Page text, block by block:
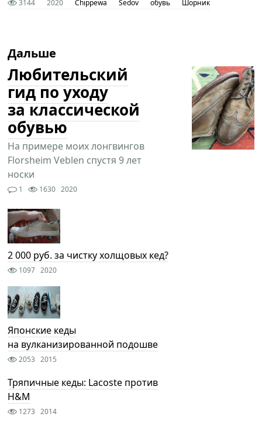
3144 2020 Chippewa Sedov обувь Шорник
Дальше
Любительский
гид по уходу
за классической
обувью
На примере моих лонгвингов
Florsheim Veblen спустя 9 лет
носки
1 1630 2020
2 000 руб. за чистку холщовых кед?
1097 2020
Японские кеды
на вулканизированной подошве
2053 2015
Тряпичные кеды: Lacoste против
H&M
1273 2014